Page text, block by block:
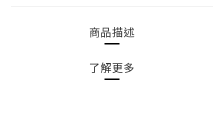
商品描述
了解更多